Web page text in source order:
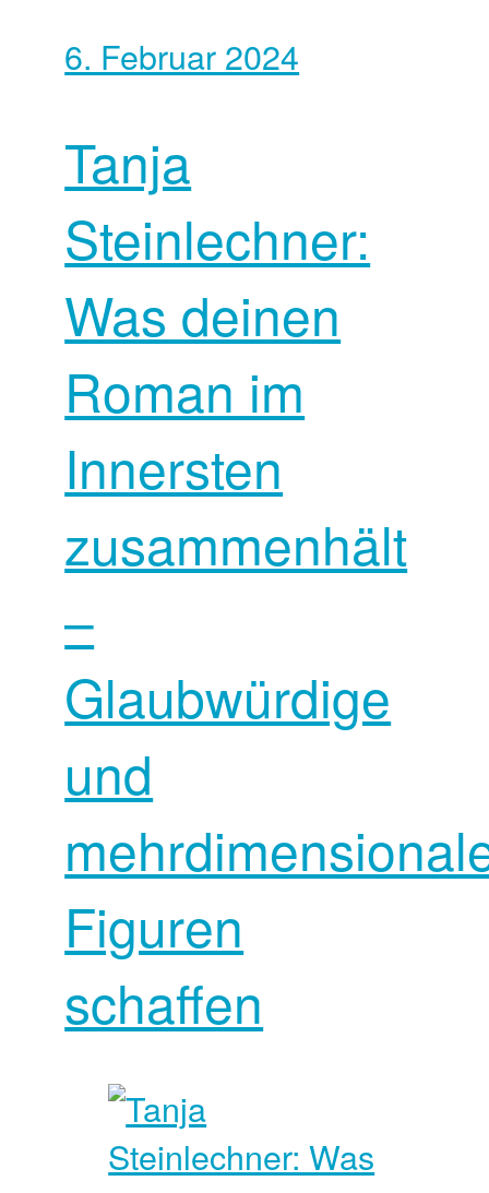
6. Februar 2024
Tanja
Steinlechner:
Was deinen
Roman im
Innersten
zusammenhält
–
Glaubwürdige
und
Figuren
schaffen